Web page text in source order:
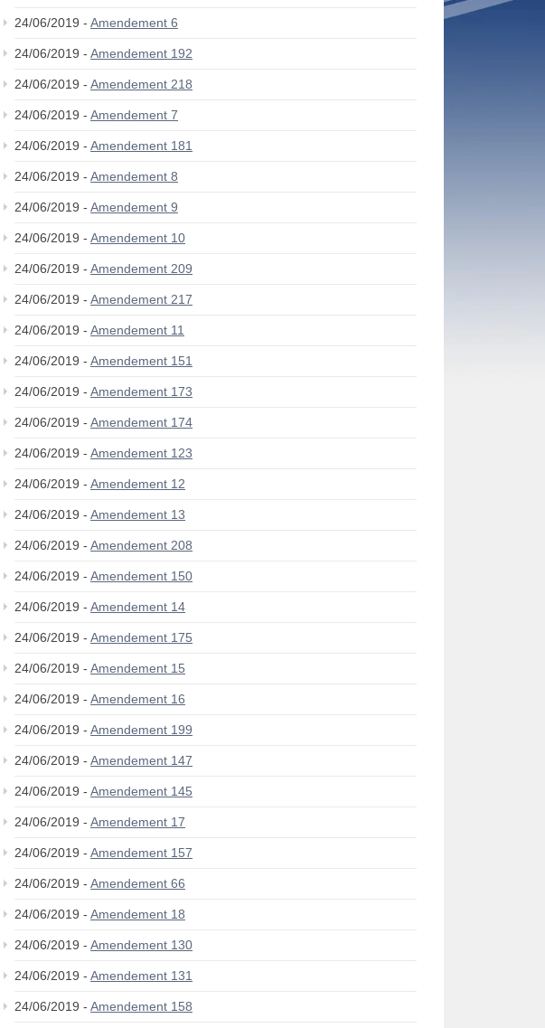
24/06/2019 - Amendement 6
24/06/2019 - Amendement 192
24/06/2019 - Amendement 218
24/06/2019 - Amendement 7
24/06/2019 - Amendement 181
24/06/2019 - Amendement 8
24/06/2019 - Amendement 9
24/06/2019 - Amendement 10
24/06/2019 - Amendement 209
24/06/2019 - Amendement 217
24/06/2019 - Amendement 11
24/06/2019 - Amendement 151
24/06/2019 - Amendement 173
24/06/2019 - Amendement 174
24/06/2019 - Amendement 123
24/06/2019 - Amendement 12
24/06/2019 - Amendement 13
24/06/2019 - Amendement 208
24/06/2019 - Amendement 150
24/06/2019 - Amendement 14
24/06/2019 - Amendement 175
24/06/2019 - Amendement 15
24/06/2019 - Amendement 16
24/06/2019 - Amendement 199
24/06/2019 - Amendement 147
24/06/2019 - Amendement 145
24/06/2019 - Amendement 17
24/06/2019 - Amendement 157
24/06/2019 - Amendement 66
24/06/2019 - Amendement 18
24/06/2019 - Amendement 130
24/06/2019 - Amendement 131
24/06/2019 - Amendement 158